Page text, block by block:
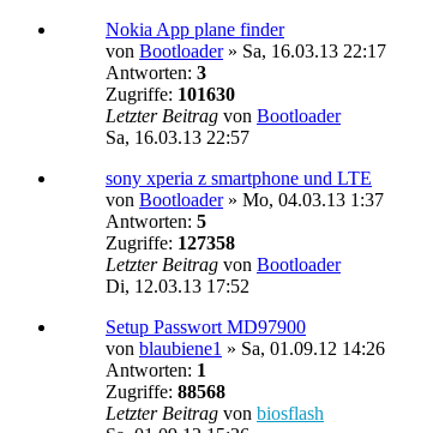
Nokia App plane finder
von Bootloader» Sa, 16.03.13 22:17
Antworten: 3
Zugriffe: 101630
Letzter Beitrag von Bootloader
Sa, 16.03.13 22:57
sony xperia z smartphone und LTE
von Bootloader» Mo, 04.03.13 1:37
Antworten: 5
Zugriffe: 127358
Letzter Beitrag von Bootloader
Di, 12.03.13 17:52
Setup Passwort MD97900
von blaubiene1 » Sa, 01.09.12 14:26
Antworten: 1
Zugriffe: 88568
Letzter Beitrag von biosflash